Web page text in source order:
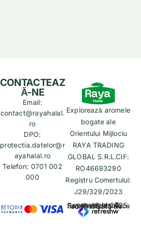
Explorează aromele
bogate ale
Orientului Mijlociu
RAYA TRADING
GLOBAL S.R.L.CIF:
RO46693290
Registru Comertului:
J29/329/2023
copyrights © Rayahalal.ro 2025. Soluție eCommerce administrată de
CONTACTEAZ
Ă-NE
Email:
contact@rayahalal.
ro
DPO:
protectia.datelor@r
ayahalal.ro
Telefon: 0701 002
000